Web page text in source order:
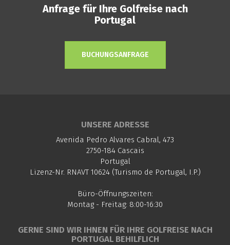
Anfrage für Ihre Golfreise nach
Portugal
BUCHUNGSANFRAGE
UNSERE ADRESSE
Avenida Pedro Alvares Cabral, 473
2750-184 Cascais
Portugal
Lizenz-Nr. RNAVT 10624 (Turismo de Portugal, I.P.)
Büro-Öffnungszeiten:
Montag - Freitag: 8:00-16:30
GERNE SIND WIR IHNEN FÜR IHRE GOLFREISE NACH
PORTUGAL BEHILFLICH